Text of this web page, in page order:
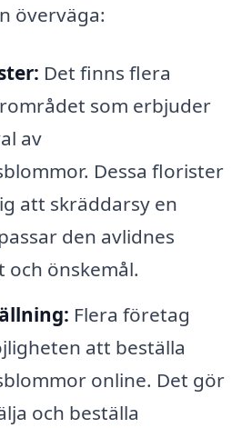
överväga:
Det finns flera
som erbjuder
av
Dessa florister
att skräddarsy en
den avlidnes
och önskemål.
Flera företag
att beställa
online. Det gör
och beställa